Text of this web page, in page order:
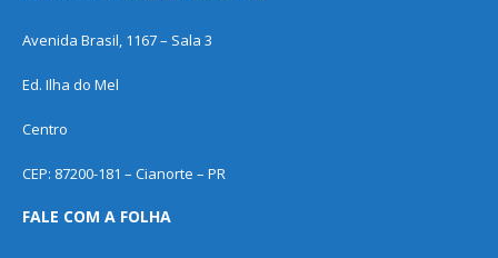
Avenida Brasil, 1167 – Sala 3
Ed. Ilha do Mel
Centro
CEP: 87200-181 – Cianorte – PR
FALE COM A FOLHA